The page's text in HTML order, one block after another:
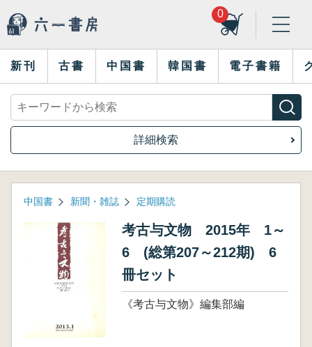
0
新刊 古書 中国書 韓国書 電子書籍
詳細検索
中国書 新聞・雑誌 定期購読
考古与文物 2015年 1～
6 (総第207～212期) 6
冊セット
《考古与文物》編集部編